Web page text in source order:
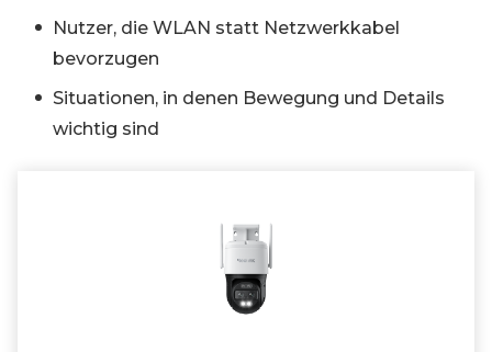
Nutzer, die WLAN statt Netzwerkkabel
bevorzugen
Situationen, in denen Bewegung und Details
wichtig sind